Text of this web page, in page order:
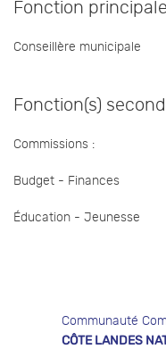
Fonction principale
Conseillère municipale
Fonction(s)
Commissions :
Budget - Finances
Éducation - Jeunesse
Communauté
CÔTE LANDES